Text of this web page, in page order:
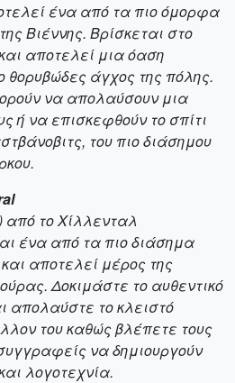
ένα από τα πιο όμορφα
Βιέννης. Βρίσκεται στο
αποτελεί μια όαση
άγχος της πόλης.
να απολαύσουν μια
ή να επισκεφθούν το σπίτι
του πιο διάσημου
από το Χίλλενταλ
ένα από τα πιο διάσημα
αποτελεί μέρος της
Δοκιμάστε το αυθεντικό
απολαύστε το κλειστό
του καθώς βλέπετε τους
να δημιουργούν
λογοτεχνία.